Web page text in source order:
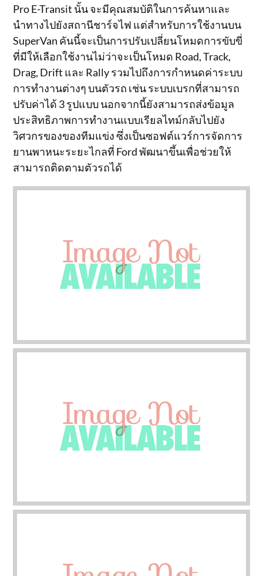
Pro E-Transit นั้น จะมีคุณสมบัติในการค้นหาและ
นำทางไปยังสถานีชาร์จไฟ แต่สำหรับการใช้งานบน
SuperVan คันนี้จะเป็นการปรับเปลี่ยนโหมดการขับขี่
ที่มีให้เลือกใช้งานไม่ว่าจะเป็นโหมด Road, Track,
Drag, Drift และ Rally รวมไปถึงการกำหนดค่าระบบ
การทำงานต่างๆ บนตัวรถ เช่น ระบบเบรกที่สามารถ
ปรับค่าได้ 3 รูปแบบ นอกจากนี้ยังสามารถส่งข้อมูล
ประสิทธิภาพการทำงานแบบเรียลไทม์กลับไปยัง
วิศวกรของของทีมแข่ง ซึ่งเป็นซอฟต์แวร์การจัดการ
ยานพาหนะระยะไกลที่ Ford พัฒนาขึ้นเพื่อช่วยให้
สามารถติดตามตัวรถได้